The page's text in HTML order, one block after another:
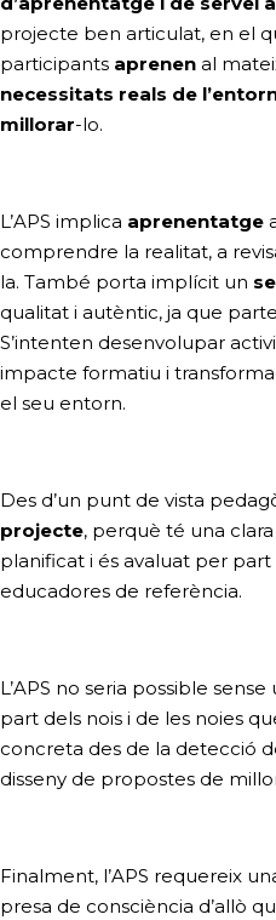
projecte ben articulat, en el
participants aprenen al
necessitats reals de
millorar-lo.
L’APS implica aprenentatge
comprendre la realitat, a
la. També porta implícit un
qualitat i autèntic, ja que
S’intenten desenvolupar
impacte formatiu i
el seu entorn.
Des d’un punt de vista
projecte, perquè té una
planificat i és avaluat per
educadores de referència.
L’APS no seria possible sense
part dels nois i de les noies
concreta des de la detecció
disseny de propostes de
Finalment, l’APS requereix
presa de consciència d’allò